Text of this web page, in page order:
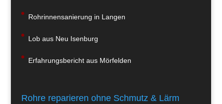
Rohrinnensanierung in Langen
Lob aus Neu Isenburg
Erfahrungsbericht aus Mörfelden
Rohre reparieren ohne Schmutz & Lärm